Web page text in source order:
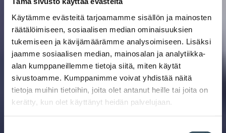
Käytämme evästeitä tarjoamamme sisällön ja mainosten
räätälöimiseen, sosiaalisen median ominaisuuksien
tukemiseen ja kävijämäärämme analysoimiseen. Lisäksi
jaamme sosiaalisen median, mainosalan ja analytiikka-
alan kumppaneillemme tietoja siitä, miten käytät
sivustoamme. Kumppanimme voivat yhdistää näitä
tietoja muihin tietoihin, joita olet antanut heille tai joita on
kerätty, kun olet käyttänyt heidän palvelujaan.